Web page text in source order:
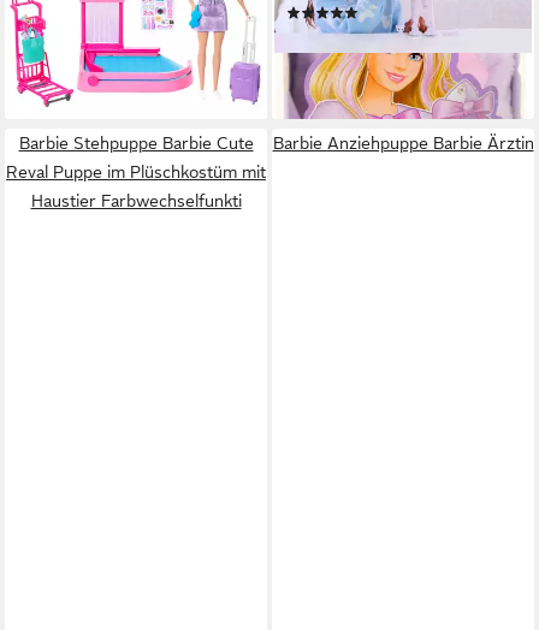
31,53 €
lieferbar - in 1-2 Werktagen bei dir
(1)
ab 25,91 € UVP34,99 €
-26%
lieferbar - in 2-3 Werktagen bei dir
Barbie Stehpuppe Barbie Cute
Reval Puppe im Plüschkostüm mit
Haustier Farbwechselfunkti
Barbie Anziehpuppe Barbie Ärztin